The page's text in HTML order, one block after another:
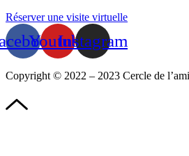
Réserver une visite virtuelle
YoutubeInstagram
Copyright © 2022 – 2023 Cercle de